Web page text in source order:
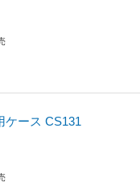
ケース CS131